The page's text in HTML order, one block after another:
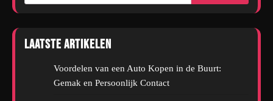
Laatste artikelen
Voordelen van een Auto Kopen in de Buurt:
Gemak en Persoonlijk Contact